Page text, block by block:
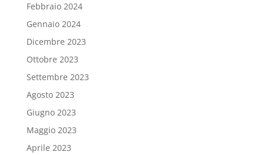
Febbraio 2024
Gennaio 2024
Dicembre 2023
Ottobre 2023
Settembre 2023
Agosto 2023
Giugno 2023
Maggio 2023
Aprile 2023